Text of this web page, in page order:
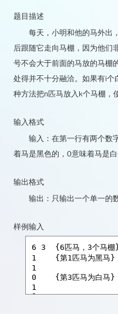
查看最后一次评测记录
题目描述
每天，小明和他的马外出
后跟随它走向马棚，因为他们
号不会大于前面的马放的马棚
处得并不十分融洽。如果有i
种方法把n匹马放入k个马棚，
输入格式
输入：在第一行有两个
着马是黑色的，0意味着马是白
输出格式
输出：只输出一个单一的
样例输入